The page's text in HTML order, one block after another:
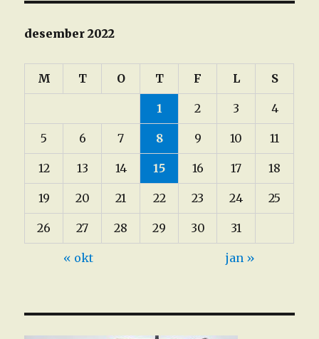
desember 2022
M T O T F L S
1 2 3 4
5 6 7 8 9 10 11
12 13 14 15 16 17 18
19 20 21 22 23 24 25
26 27 28 29 30 31
« okt jan »